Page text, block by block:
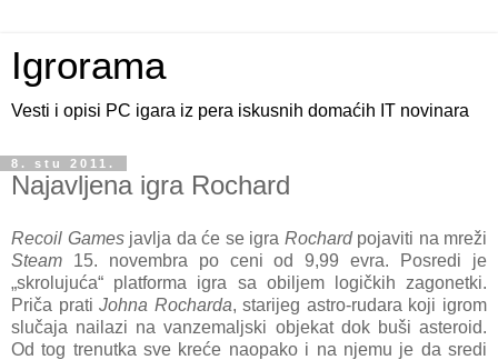
Igrorama
Vesti i opisi PC igara iz pera iskusnih domaćih IT novinara
8. stu 2011.
Najavljena igra Rochard
Recoil Gamesjavlja da će se igra Rochardpojaviti na mreži
Steam 15. novembra po ceni od 9,99 evra. Posredi je
„skrolujuća“ platforma igra sa obiljem logičkih zagonetki.
Priča pratiJohna Rocharda, starijeg astro-rudara koji igrom
slučaja nailazi na vanzemaljski objekat dok buši asteroid.
Od tog trenutka sve kreće naopako i na njemu je da sredi